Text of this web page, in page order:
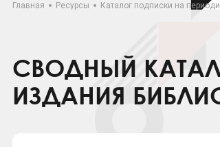
Главная Ресурсы Каталог подписки на
СВОДНЫЙ
ИЗДАНИЯ